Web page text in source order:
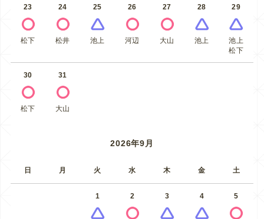
23
松下
24
松井
25
池上
26
河辺
27
大山
28
池上
29
池上
松下
30
松下
31
大山
2026年9月
日 月 火 水 木 金 土
1 2 3 4 5